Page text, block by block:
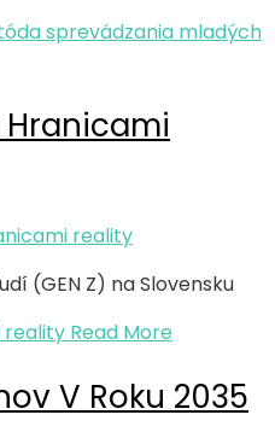
sprevádzania mladých
Hranicami
(GEN Z) na Slovensku
reality Read More
V Roku 2035